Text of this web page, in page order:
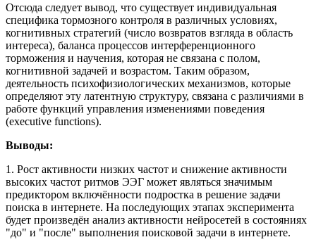
Отсюда следует вывод, что существует индивидуальная
специфика тормозного контроля в различных условиях,
когнитивных стратегий (число возвратов взгляда в область
интереса), баланса процессов интерференционного
торможения и научения, которая не связана с полом,
когнитивной задачей и возрастом. Таким образом,
деятельность психофизиологических механизмов, которые
определяют эту латентную структуру, связана с различиями в
работе функций управления изменениями поведения
(executive functions).
Выводы:
1. Рост активности низких частот и снижение активности
высоких частот ритмов ЭЭГ может являться значимым
предиктором включённости подростка в решение задачи
поиска в интернете. На последующих этапах эксперимента
будет произведён анализ активности нейросетей в состояниях
"до" и "после" выполнения поисковой задачи в интернете.